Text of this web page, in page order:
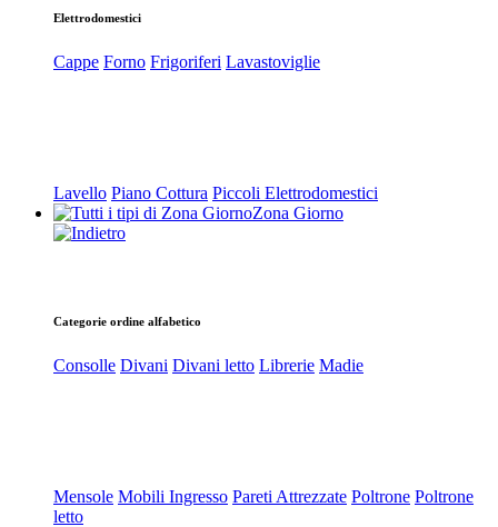
Elettrodomestici
Cappe Forno Frigoriferi Lavastoviglie
Lavello Piano Cottura Piccoli Elettrodomestici
Zona Giorno
Categorie ordine alfabetico
Consolle Divani Divani letto Librerie Madie
Mensole Mobili Ingresso Pareti Attrezzate Poltrone Poltrone
letto